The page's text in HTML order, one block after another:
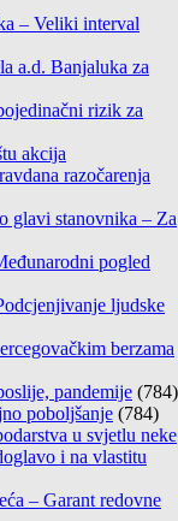
– Veliki interval
a.d. Banjaluka za
rizik za
akcija
razočarenja
glavi stanovnika – Za
pogled
ljudske
berzama
pandemije (784)
poboljšanje (784)
u svjetlu neke
i na vlastitu
– Garant redovne